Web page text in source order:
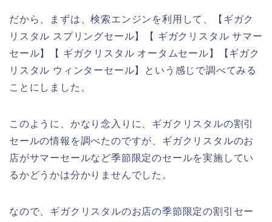
だから、まずは、検索エンジンを利用して、【ギガク
リスタル スプリングセール】【 ギガクリスタル サマー
セール】【 ギガクリスタル オータムセール】【ギガク
リスタル ウィンターセール】という感じで調べてみる
ことにしました。
このように、かなり念入りに、ギガクリスタルの割引
セールの情報を調べたのですが、ギガクリスタルのお
店がサマーセールなど季節限定のセールを実施してい
るかどうかは分かりませんでした。
なので、ギガクリスタルのお店の季節限定の割引セー